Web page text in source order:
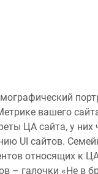
вашего
ЦА сайта, у них
UI сайтов.
относящих к
– галочки «Не в